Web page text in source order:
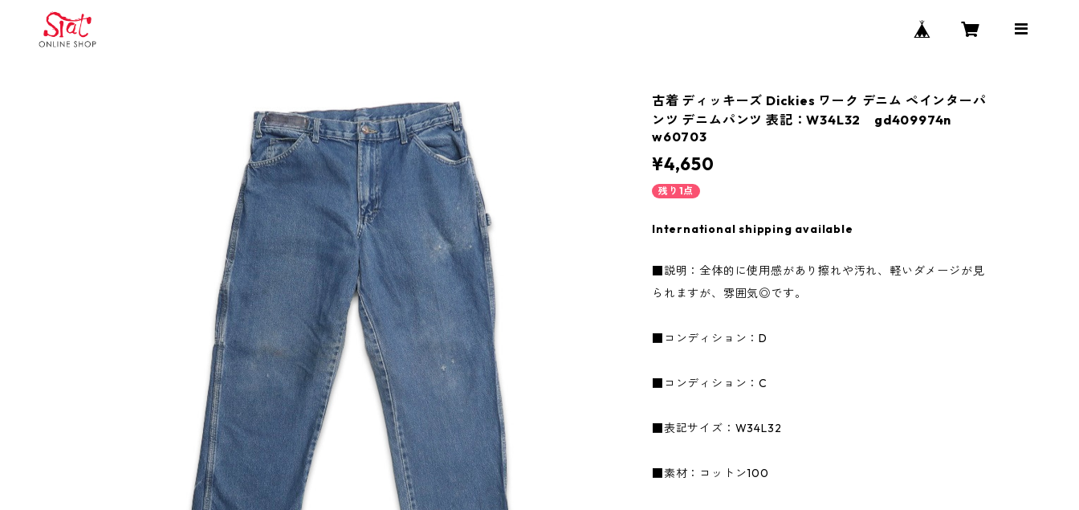
古着 ディッキーズ Dickies ワーク デニム ペインターパ
ンツ デニムパンツ 表記：W34L32 gd409974n
w60703
¥4,650
残り1点
International shipping available
■説明：全体的に使用感があり擦れや汚れ、軽いダメージが見
られますが、雰囲気◎です。
■コンディション：D
■コンディション：C
■表記サイズ：W34L32
■素材：コットン100